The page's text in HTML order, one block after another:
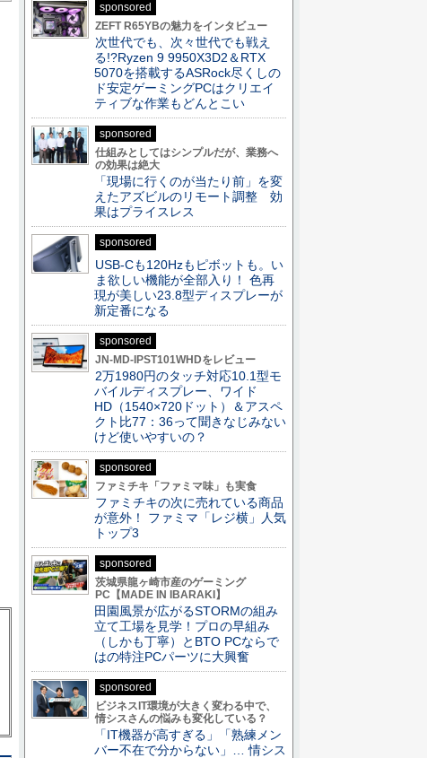
sponsored
ZEFT R65YBの魅力をインタビュー
次世代でも、次々世代でも戦え
る!?Ryzen 9 9950X3D2＆RTX
5070を搭載するASRock尽くしの
ド安定ゲーミングPCはクリエイ
ティブな作業もどんとこい
sponsored
仕組みとしてはシンプルだが、業務へ
の効果は絶大
「現場に行くのが当たり前」を変
えたアズビルのリモート調整 効
果はプライスレス
sponsored
USB-Cも120Hzもピボットも。い
ま欲しい機能が全部入り！ 色再
現が美しい23.8型ディスプレーが
新定番になる
sponsored
JN-MD-IPST101WHDをレビュー
2万1980円のタッチ対応10.1型モ
バイルディスプレー、ワイド
HD（1540×720ドット）＆アスペ
クト比77：36って聞きなじみない
けど使いやすいの？
sponsored
ファミチキ「ファミマ味」も実食
ファミチキの次に売れている商品
が意外！ ファミマ「レジ横」人気
トップ3
sponsored
茨城県龍ヶ崎市産のゲーミング
PC【MADE IN IBARAKI】
田園風景が広がるSTORMの組み
立て工場を見学！プロの早組み
（しかも丁寧）とBTO PCならで
はの特注PCパーツに大興奮
sponsored
ビジネスIT環境が大きく変わる中で、
情シスさんの悩みも変化している？
「IT機器が高すぎる」「熟練メン
バー不在で分からない」… 情シス